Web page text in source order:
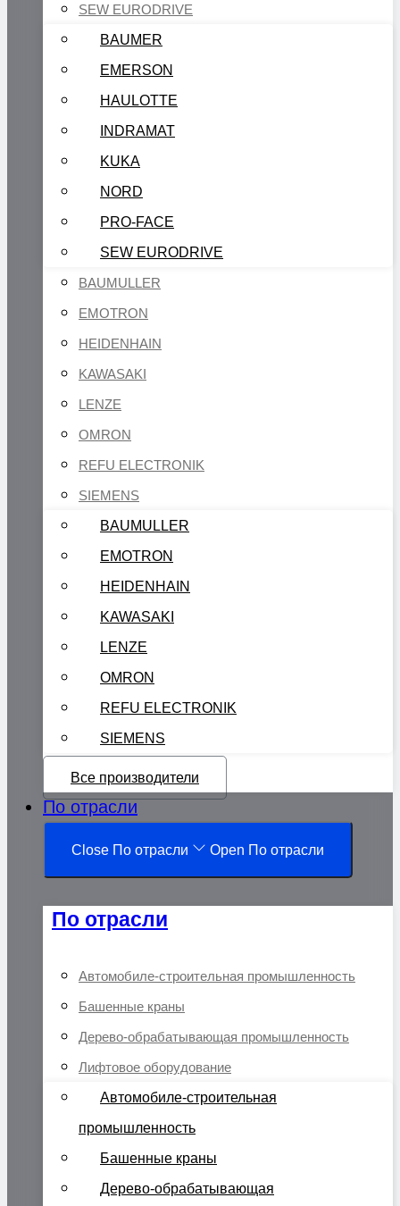
SEW EURODRIVE
BAUMER
EMERSON
HAULOTTE
INDRAMAT
KUKA
NORD
PRO-FACE
SEW EURODRIVE
BAUMULLER
EMOTRON
HEIDENHAIN
KAWASAKI
LENZE
OMRON
REFU ELECTRONIK
SIEMENS
BAUMULLER
EMOTRON
HEIDENHAIN
KAWASAKI
LENZE
OMRON
REFU ELECTRONIK
SIEMENS
Все производители
По отрасли
Close По отрасли Open По отрасли
По отрасли
Автомобиле-строительная промышленность
Башенные краны
Дерево-обрабатывающая промышленность
Лифтовое оборудование
Автомобиле-строительная
промышленность
Башенные краны
Дерево-обрабатывающая